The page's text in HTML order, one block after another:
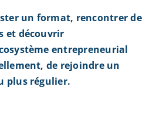
un format, rencontrer de
et découvrir
entrepreneurial
de rejoindre un
plus régulier.